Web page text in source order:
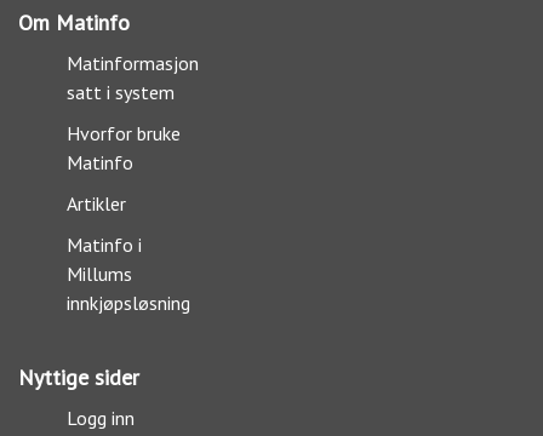
Om Matinfo
Matinformasjon
satt i system
Hvorfor bruke
Matinfo
Artikler
Matinfo i
Millums
innkjøpsløsning
Nyttige sider
Logg inn